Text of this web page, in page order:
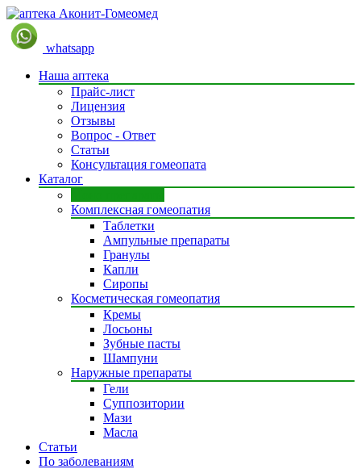
whatsapp
Наша аптека
Прайс-лист
Лицензия
Отзывы
Вопрос - Ответ
Статьи
Консультация гомеопата
Каталог
Комплексная гомеопатия
Таблетки
Ампульные препараты
Гранулы
Капли
Сиропы
Косметическая гомеопатия
Кремы
Лосьоны
Зубные пасты
Шампуни
Наружные препараты
Гели
Суппозитории
Мази
Масла
Статьи
По заболеваниям